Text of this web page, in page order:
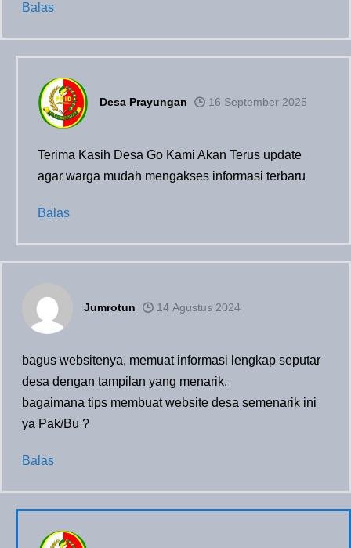
Balas
Desa Prayungan 16 September 2025
Terima Kasih Desa Go Kami Akan Terus update
agar warga mudah mengakses informasi terbaru
Balas
Jumrotun 14 Agustus 2024
bagus websitenya, memuat informasi lengkap seputar
desa dengan tampilan yang menarik.
bagaimana tips membuat website desa semenarik ini
ya Pak/Bu ?
Balas